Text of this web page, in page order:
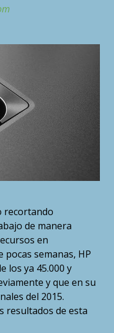
recortando
de manera
en
pocas semanas, HP
los ya 45.000 y
y que en su
del 2015.
resultados de esta